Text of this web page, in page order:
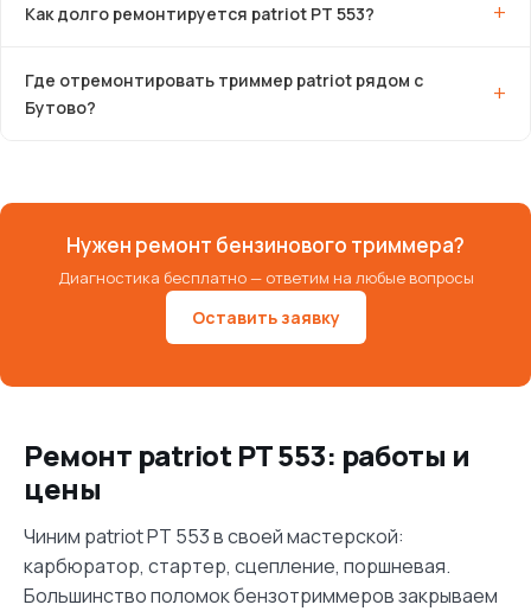
Как долго ремонтируется patriot PT 553?
Где отремонтировать триммер patriot рядом с
Бутово?
Нужен ремонт бензинового триммера?
Диагностика бесплатно — ответим на любые вопросы
Оставить заявку
Ремонт patriot PT 553: работы и
цены
Чиним patriot PT 553 в своей мастерской:
карбюратор, стартер, сцепление, поршневая.
Большинство поломок бензотриммеров закрываем